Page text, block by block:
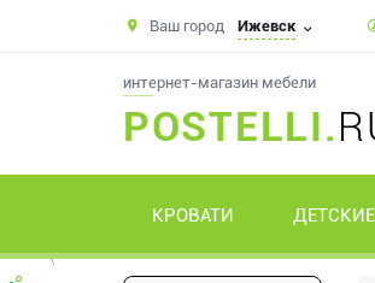
Ваш город Ижевск
интернет-магазин мебели
POSTELLI.
КРОВАТИ